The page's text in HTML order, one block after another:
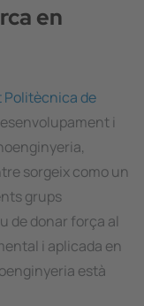
en
de
i
sorgeix como un
grups
de donar força al
i aplicada en
està